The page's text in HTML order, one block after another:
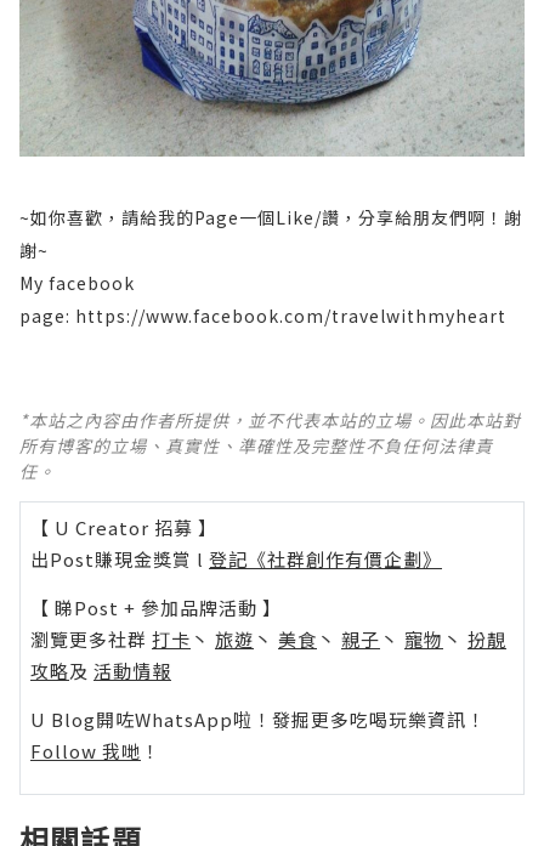
~如你喜歡，請給我的Page一個Like/讚，分享給朋友們啊！謝
謝~
My facebook
page: https://www.facebook.com/travelwithmyheart
*本站之內容由作者所提供，並不代表本站的立場。因此本站對
所有博客的立場、真實性、準確性及完整性不負任何法律責
任。
【 U Creator 招募 】
出Post賺現金獎賞 l 登記《社群創作有價企劃》
【 睇Post + 參加品牌活動 】
瀏覽更多社群 打卡 丶 旅遊 丶 美食 丶 親子 丶 寵物 丶 扮靚
攻略及 活動情報
U Blog開咗WhatsApp啦！發掘更多吃喝玩樂資訊！
Follow 我哋 ！